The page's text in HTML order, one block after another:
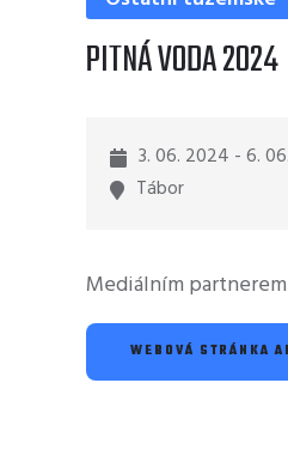
PITNÁ VODA 2024
3. 06. 2024 - 6.
Tábor
Mediálním partnerem
WEBOVÁ STRÁNKA